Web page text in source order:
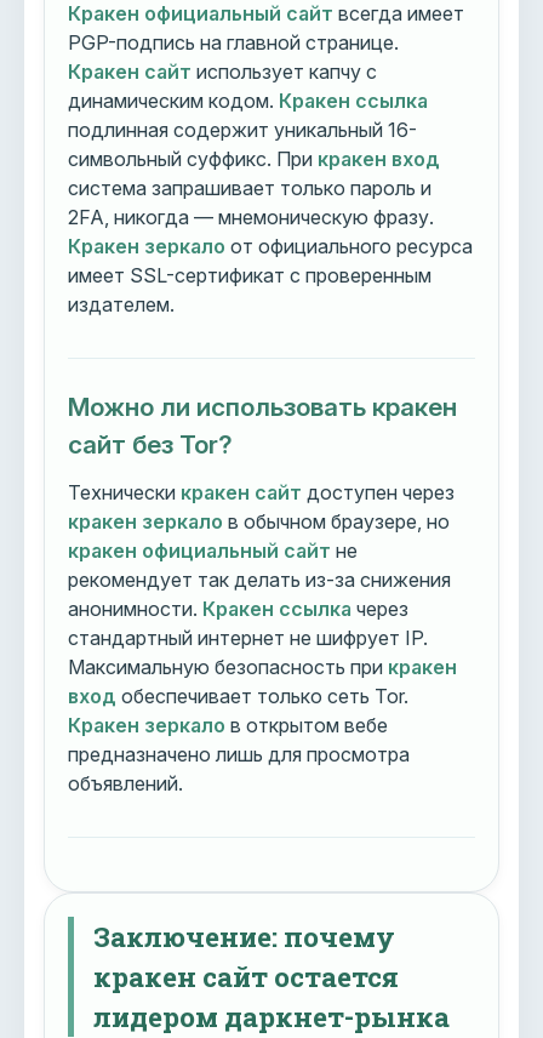
Кракен официальный сайт всегда имеет
PGP-подпись на главной странице.
Кракен сайт использует капчу с
динамическим кодом. Кракен ссылка
подлинная содержит уникальный 16-
символьный суффикс. При кракен вход
система запрашивает только пароль и
2FA, никогда — мнемоническую фразу.
Кракен зеркало от официального ресурса
имеет SSL-сертификат с проверенным
издателем.
Можно ли использовать кракен
сайт без Tor?
Технически кракен сайт доступен через
кракен зеркало в обычном браузере, но
кракен официальный сайт не
рекомендует так делать из-за снижения
анонимности. Кракен ссылка через
стандартный интернет не шифрует IP.
Максимальную безопасность при кракен
вход обеспечивает только сеть Tor.
Кракен зеркало в открытом вебе
предназначено лишь для просмотра
объявлений.
Заключение: почему
кракен сайт остается
лидером даркнет-рынка